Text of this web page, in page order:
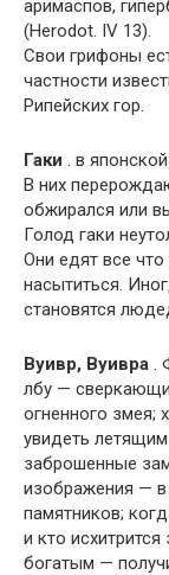
аримаспов,
(Herodot. IV 13).
Свои грифоны
частности
Рипейских гор.
Гаки . в
В них
обжирался или
Голод гаки
Они едят все
насытиться.
становятся
Вуивр, Вуивра .
лбу —
огненного змея;
увидеть
заброшенные
изображения — в
памятников;
и кто
богатым —